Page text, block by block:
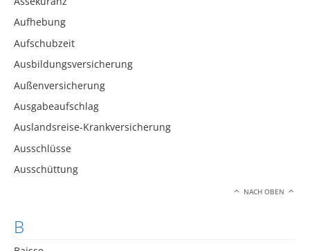
Aufhebung
Aufschubzeit
Ausbildungsversicherung
Außenversicherung
Ausgabeaufschlag
Auslandsreise-Krankversicherung
Ausschlüsse
Ausschüttung
NACH OBEN
B